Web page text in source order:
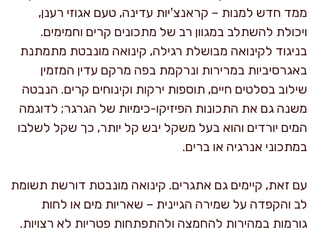
ממד חדש למנות – קראנצ'יות עדינה, טעם אגוזי רענן,
ויכולת להשתלב במגוון רב של מתכונים קרים וחמימים.
בניגוד לקינואה מבושלת רגילה, קינואה מונבטת מתמתנת
באגרסיביות במרירות ונרקמת בפה מרקם עדין המזמין
שילוב בסלטים חיים, תוספות ירקות וקינוחים קרים. הנבטה
משנה גם את התכונות הפיזיקו-כימיות של הגרגר; לדוגמה
המים יורדים והוא בעל משקל יבש קל יותר, כך שקל לשלבו
במתכוני אנרגיה או ברים.
עם זאת, קיימים גם אתגרים. קינואה מונבטת דורשת תשומת
לב והקפדה על שמירה הגיינית – שאריות מים או לחות
גורמות במהירות להחמצה ולהתפתחות פטריות לא רצויות.